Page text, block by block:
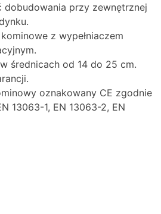
dobudowania przy zewnętrznej
z wypełniaczem
średnicach od 14 do 25 cm.
oznakowany CE zgodnie
13063-1, EN 13063-2, EN